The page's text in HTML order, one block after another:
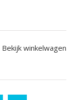
Bekijk winkelwagen